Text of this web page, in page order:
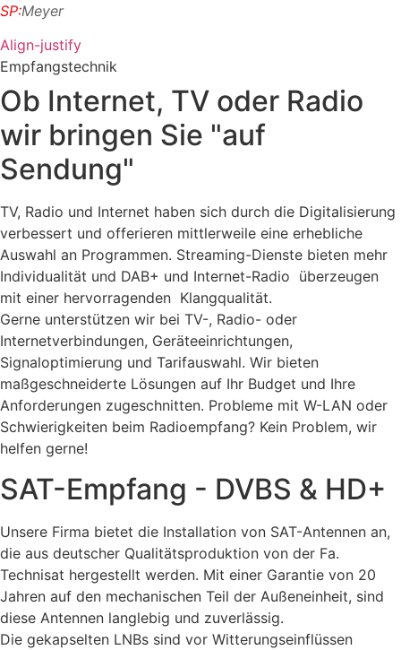
Zum
springen
SP:Meyer
Align-justify
Empfangstechnik
Ob Internet, TV oder Radio
wir bringen Sie "auf
Sendung"
TV, Radio und Internet haben sich durch die Digitalisierung
verbessert und offerieren mittlerweile eine erhebliche
Auswahl an Programmen. Streaming-Dienste bieten mehr
Individualität und DAB+ und Internet-Radio überzeugen
mit einer hervorragenden Klangqualität.
Gerne unterstützen wir bei TV-, Radio- oder
Internetverbindungen, Geräteeinrichtungen,
Signaloptimierung und Tarifauswahl. Wir bieten
maßgeschneiderte Lösungen auf Ihr Budget und Ihre
Anforderungen zugeschnitten. Probleme mit W-LAN oder
Schwierigkeiten beim Radioempfang? Kein Problem, wir
helfen gerne!
SAT-Empfang - DVBS & HD+
Unsere Firma bietet die Installation von SAT-Antennen an,
die aus deutscher Qualitätsproduktion von der Fa.
Technisat hergestellt werden. Mit einer Garantie von 20
Jahren auf den mechanischen Teil der Außeneinheit, sind
diese Antennen langlebig und zuverlässig.
Die gekapselten LNBs sind vor Witterungseinflüssen